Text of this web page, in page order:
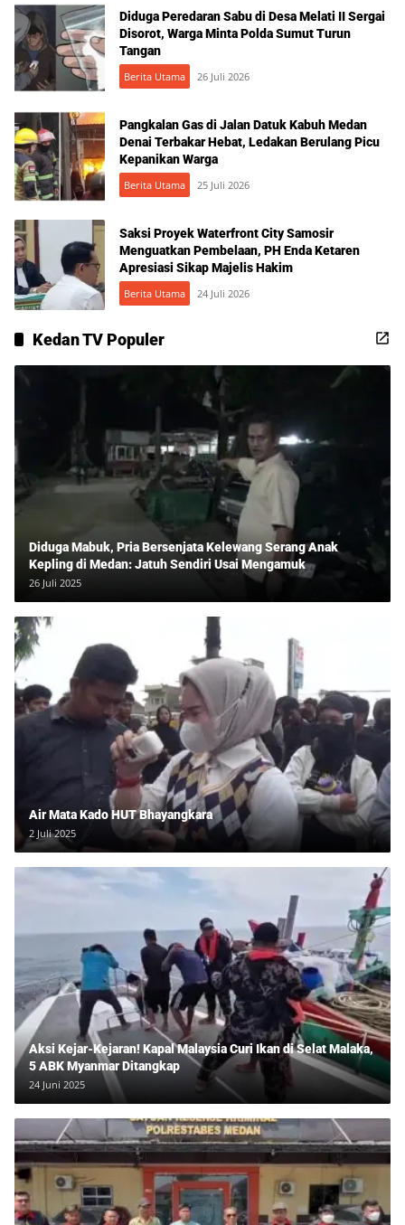
Diduga Peredaran Sabu di Desa Melati II Sergai
Disorot, Warga Minta Polda Sumut Turun
Tangan
Berita Utama 26 Juli 2026
Pangkalan Gas di Jalan Datuk Kabuh Medan
Denai Terbakar Hebat, Ledakan Berulang Picu
Kepanikan Warga
Berita Utama 25 Juli 2026
Saksi Proyek Waterfront City Samosir
Menguatkan Pembelaan, PH Enda Ketaren
Apresiasi Sikap Majelis Hakim
Berita Utama 24 Juli 2026
Kedan TV Populer
Diduga Mabuk, Pria Bersenjata Kelewang Serang Anak
Kepling di Medan: Jatuh Sendiri Usai Mengamuk
26 Juli 2025
Air Mata Kado HUT Bhayangkara
2 Juli 2025
Aksi Kejar-Kejaran! Kapal Malaysia Curi Ikan di Selat Malaka,
5 ABK Myanmar Ditangkap
24 Juni 2025